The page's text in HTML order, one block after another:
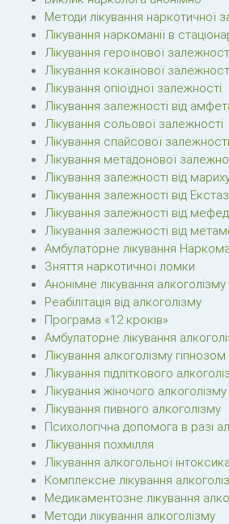
Методи лікування наркотичної
Лікування наркоманії в
Лікування героїнової
Лікування кокаїнової
Лікування опіоїдної залежності
Лікування залежності від
Лікування сольової залежності
Лікування спайсової залежності
Лікування метадонової
Лікування залежності від
Лікування залежності від
Лікування залежності від
Лікування залежності від
Амбулаторне лікування
Зняття наркотичної ломки
Анонімне лікування алкоголізму
Реабілітація від алкоголізму
Програма «12 кроків»
Амбулаторне лікування
Лікування алкоголізму гіпнозом
Лікування підліткового
Лікування жіночого алкоголізму
Лікування пивного алкоголізму
Психологічна допомога в разі
Лікування похмілля
Лікування алкогольної
Комплексне лікування
Медикаментозне лікування
Методи лікування алкоголізму